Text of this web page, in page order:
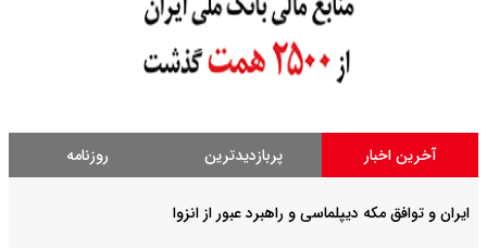
آخرین اخبار پربازدیدترین روزنامه
ایران و توافق مکه دیپلماسی و راهبرد عبور از انزوا